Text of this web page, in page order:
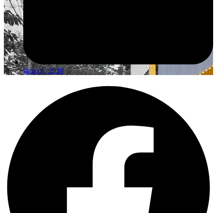
junio 8, 2018